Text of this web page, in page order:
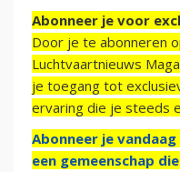
Abonneer je voor
Door je te abonneren
Luchtvaartnieuws
je toegang tot
ervaring die je steeds
Abonneer je
een gemeenschap